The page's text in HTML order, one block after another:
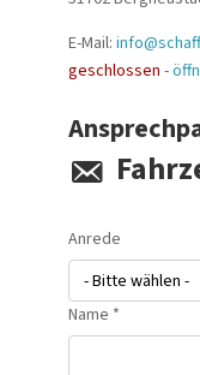
E-Mail:
geschlossen -
Anrede
- Bitte wählen -
Name *